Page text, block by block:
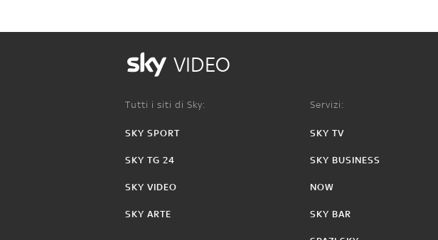
VIDEO
Tutti i siti di Sky:
SKY SPORT
SKY TG 24
SKY VIDEO
SKY ARTE
Servizi:
SKY TV
SKY BUSINESS
NOW
SKY BAR